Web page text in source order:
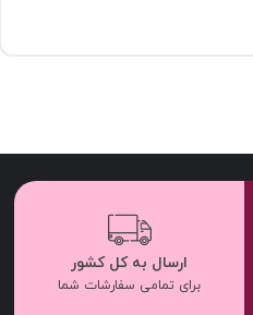
ارسال به کل کشور
برای تمامی سفارشات شما